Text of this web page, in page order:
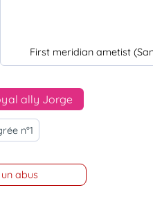
First meridian ametist
ally Jorge
n°1
abus